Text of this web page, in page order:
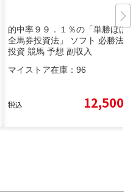
的中率９９．１％の「単勝ほぼ
全馬券投資法」 ソフト 必勝法
投資 競馬 予想 副収入
マイストア在庫： 96
税込 12,500